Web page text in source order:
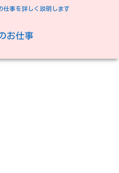
仕事を詳しく説明します
お仕事